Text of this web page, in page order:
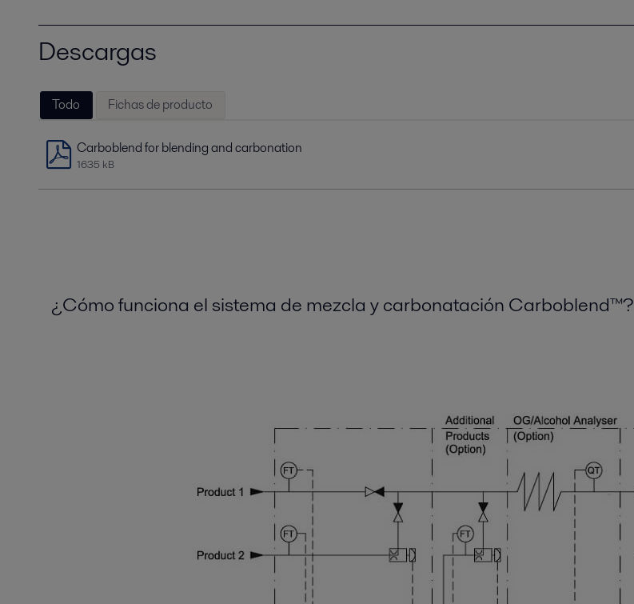
Descargas
Todo Fichas de producto
Carboblend for blending and carbonation
1635 kB
¿Cómo funciona el sistema de mezcla y carbonatación Carboblend™?